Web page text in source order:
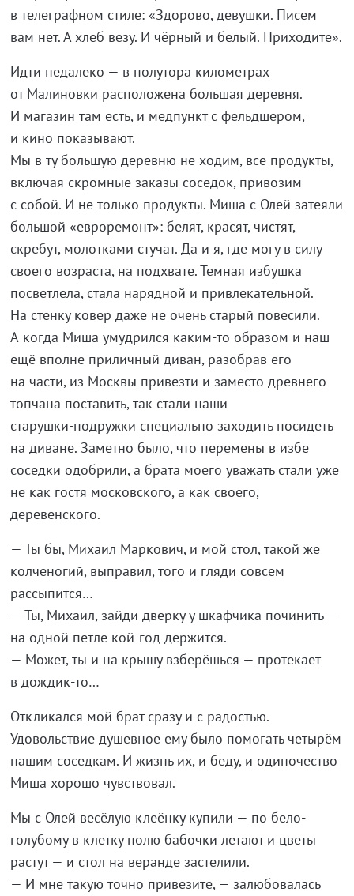
в телеграфном стиле: «Здорово, девушки. Писем
вам нет. А хлеб везу. И чёрный и белый. Приходите».
Идти недалеко — в полутора километрах
от Малиновки расположена большая деревня.
И магазин там есть, и медпункт с фельдшером,
и кино показывают.
Мы в ту большую деревню не ходим, все продукты,
включая скромные заказы соседок, привозим
с собой. И не только продукты. Миша с Олей затеяли
большой «евроремонт»: белят, красят, чистят,
скребут, молотками стучат. Да и я, где могу в силу
своего возраста, на подхвате. Темная избушка
посветлела, стала нарядной и привлекательной.
На стенку ковёр даже не очень старый повесили.
А когда Миша умудрился каким-то образом и наш
ещё вполне приличный диван, разобрав его
на части, из Москвы привезти и заместо древнего
топчана поставить, так стали наши
старушки-подружки специально заходить посидеть
на диване. Заметно было, что перемены в избе
соседки одобрили, а брата моего уважать стали уже
не как гостя московского, а как своего,
деревенского.
— Ты бы, Михаил Маркович, и мой стол, такой же
колченогий, выправил, того и гляди совсем
рассыпится…
— Ты, Михаил, зайди дверку у шкафчика починить —
на одной петле кой-годдержится.
— Может, ты и на крышу взберёшься — протекает
в дождик-то…
Откликался мой брат сразу и с радостью.
Удовольствие душевное ему было помогать четырём
нашим соседкам. И жизнь их, и беду, и одиночество
Миша хорошо чувствовал.
Мы с Олей весёлую клеёнку купили — по бело-
голубому в клетку полю бабочки летают и цветы
растут — и стол на веранде застелили.
— И мне такую точно привезите, — залюбовалась